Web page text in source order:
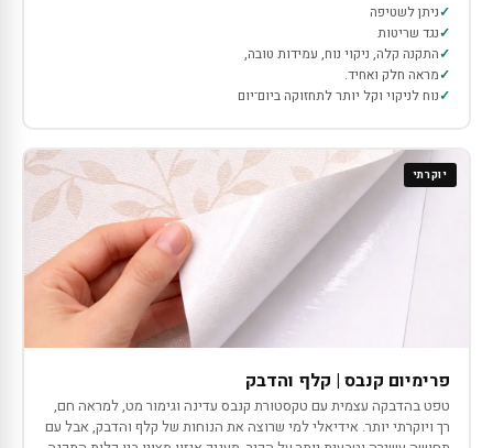
ניתן לשטיפה
נגד שריטות
התקנה קלה, ניקוי נוח, עמידות טובה,
מראה חלק ואחיד.
נוח לניקוי וקל יותר לתחזוקה ביום־יום
יוקרתי
פרימיום קנבס | קלף והדבק
טפט בהדבקה עצמית עם טקסטורת קנבס עדינה וגימור מט, למראה חם,
רך ויוקרתי יותר. אידיאלי למי שרוצה את הנוחות של קלף והדבק, אבל עם